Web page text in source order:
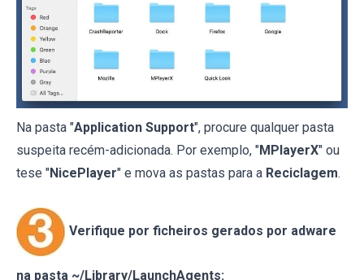
Na pasta "Application Support", procure qualquer pasta
suspeita recém-adicionada. Por exemplo, "MPlayerX" ou
tese "NicePlayer" e mova as pastas para a Reciclagem.
Verifique por ficheiros gerados por adware
na pasta ~/Library/LaunchAgents: